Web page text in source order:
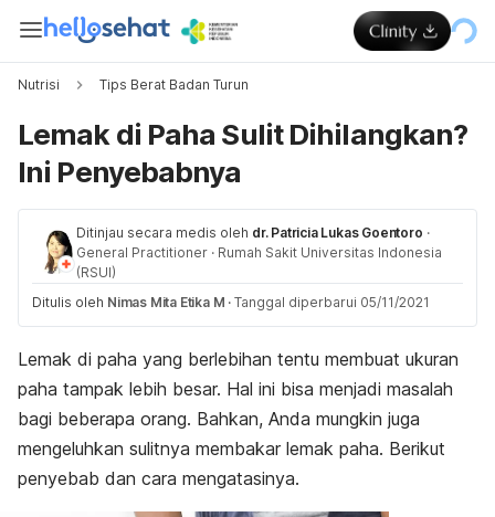
Nutrisi Tips Berat Badan Turun
Lemak di Paha Sulit Dihilangkan?
Ini Penyebabnya
Ditinjau secara medis oleh dr. Patricia Lukas Goentoro ·
General Practitioner · Rumah Sakit Universitas Indonesia
(RSUI)
Ditulis oleh Nimas Mita Etika M · Tanggal diperbarui 05/11/2021
Lemak di paha yang berlebihan tentu membuat ukuran
paha tampak lebih besar. Hal ini bisa menjadi masalah
bagi beberapa orang. Bahkan, Anda mungkin juga
mengeluhkan sulitnya membakar lemak paha. Berikut
penyebab dan cara mengatasinya.